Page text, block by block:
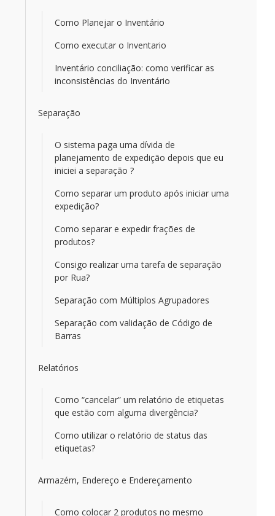
Como Planejar o Inventário
Como executar o Inventario
Inventário conciliação: como verificar as
inconsistências do Inventário
Separação
O sistema paga uma dívida de
planejamento de expedição depois que eu
iniciei a separação ?
Como separar um produto após iniciar uma
expedição?
Como separar e expedir frações de
produtos?
Consigo realizar uma tarefa de separação
por Rua?
Separação com Múltiplos Agrupadores
Separação com validação de Código de
Barras
Relatórios
Como “cancelar” um relatório de etiquetas
que estão com alguma divergência?
Como utilizar o relatório de status das
etiquetas?
Armazém, Endereço e Endereçamento
Como colocar 2 produtos no mesmo